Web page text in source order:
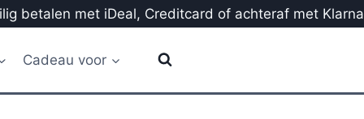
betalen met iDeal, Creditcard of achteraf met Klarna
Cadeau voor